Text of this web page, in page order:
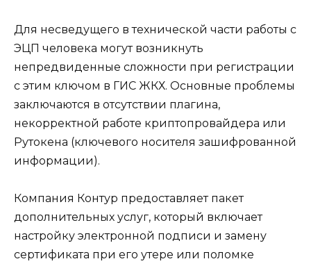
Для несведущего в технической части работы с
ЭЦП человека могут возникнуть
непредвиденные сложности при регистрации
с этим ключом в ГИС ЖКХ. Основные проблемы
заключаются в отсутствии плагина,
некорректной работе криптопровайдера или
Рутокена (ключевого носителя зашифрованной
информации).
Компания Контур предоставляет пакет
дополнительных услуг, который включает
настройку электронной подписи и замену
сертификата при его утере или поломке